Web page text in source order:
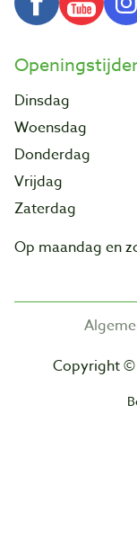
Dinsdag
Woensdag
Donderdag
Vrijdag
Zaterdag
Op maandag en
Copyright ©